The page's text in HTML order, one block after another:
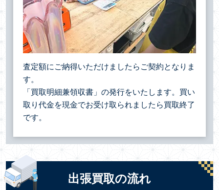
査定額にご納得いただけましたらご契約となりま
す。
「買取明細兼領収書」の発行をいたします。買い
取り代金を現金でお受け取られましたら買取終了
です。
出張買取の流れ